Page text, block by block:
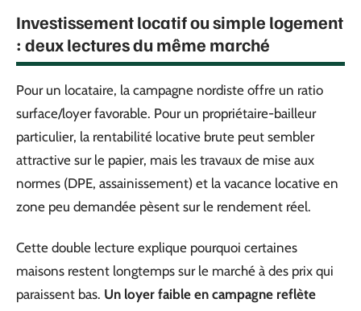
Investissement locatif ou simple logement
: deux lectures du même marché
Pour un locataire, la campagne nordiste offre un ratio
surface/loyer favorable. Pour un propriétaire-bailleur
particulier, la rentabilité locative brute peut sembler
attractive sur le papier, mais les travaux de mise aux
normes (DPE, assainissement) et la vacance locative en
zone peu demandée pèsent sur le rendement réel.
Cette double lecture explique pourquoi certaines
maisons restent longtemps sur le marché à des prix qui
paraissent bas. Un loyer faible en campagne reflète